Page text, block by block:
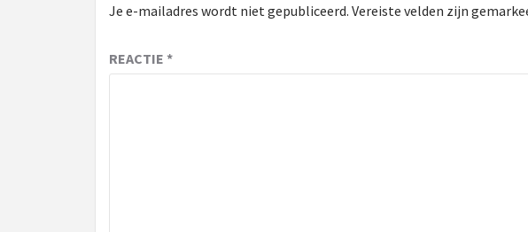
Je e-mailadres wordt niet gepubliceerd. Vereiste velden zijn
REACTIE *